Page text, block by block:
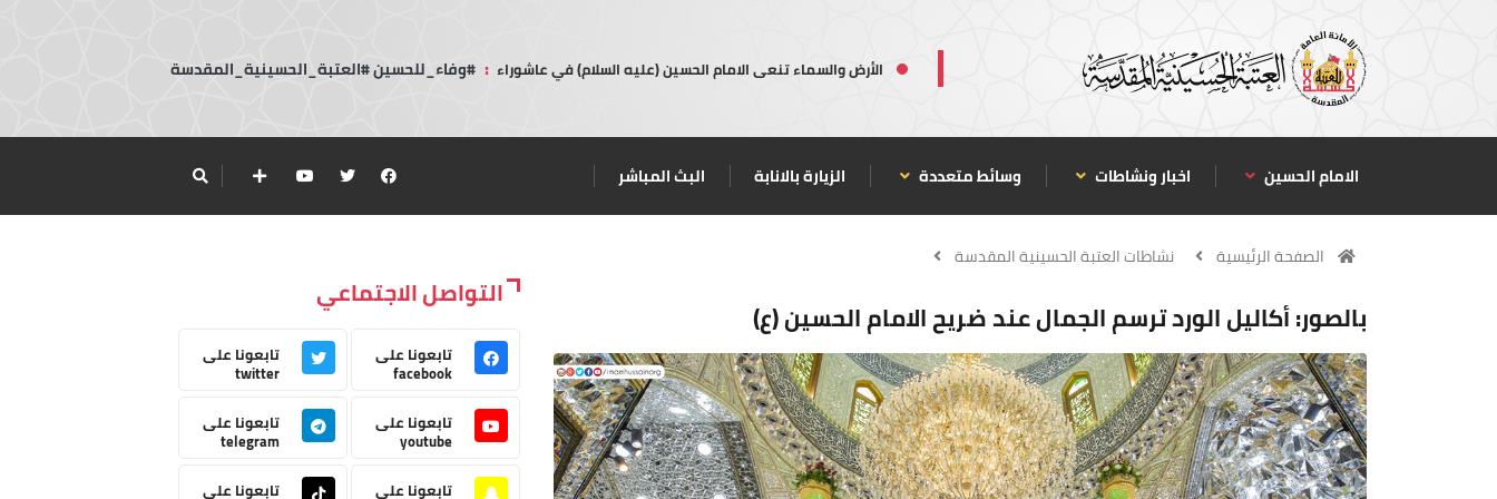
الأرض والسماء تنعى الامام الحسين (عليه السلام) في عاشوراء : #وفاء_للحسين #العتبة_الحسينية_المقدسة
الامام الحسين اخبار ونشاطات وسائط متعددة الزيارة بالانابة البث المباشر
الصفحة الرئيسية نشاطات العتبة الحسينية المقدسة
بالصور: أكاليل الورد ترسم الجمال عند ضريح الامام الحسين (ع)
التواصل الاجتماعي
تابعونا على
facebook
تابعونا على
twitter
تابعونا على
youtube
تابعونا على
telegram
تابعونا على
تابعونا على